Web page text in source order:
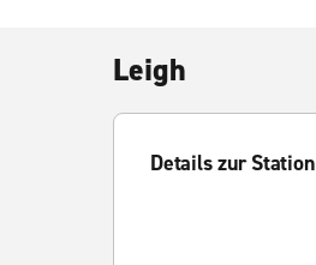
Leigh
Details zur Station